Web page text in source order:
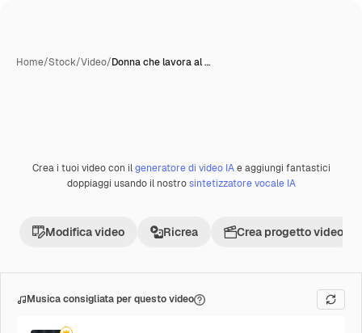
Home/Stock/Video/Donna che lavora al …
Crea i tuoi video con ilgeneratore di video IAe aggiungi fantastici
doppiaggi usando il nostrosintetizzatore vocale IA
Modifica video Ricrea Crea progetto video
Musica consigliata per questo video